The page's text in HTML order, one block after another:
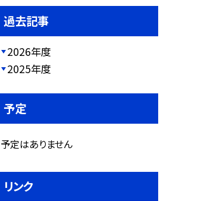
過去記事
2026年度
2025年度
予定
予定はありません
リンク